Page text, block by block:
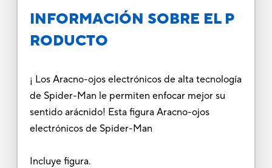
INFORMACIÓN SOBRE EL P
RODUCTO
¡ Los Aracno-ojos electrónicos de alta tecnología
de Spider-Man le permiten enfocar mejor su
sentido arácnido! Esta figura Aracno-ojos
electrónicos de Spider-Man
Incluye figura.